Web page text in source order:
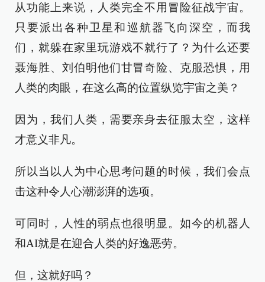
从功能上来说，人类完全不用冒险征战宇宙。
只要派出各种卫星和巡航器飞向深空，而我
们，就躲在家里玩游戏不就行了？为什么还要
聂海胜、刘伯明他们甘冒奇险、克服恐惧，用
人类的肉眼，在这么高的位置纵览宇宙之美？
因为，我们人类，需要亲身去征服太空，这样
才意义非凡。
所以当以人为中心思考问题的时候，我们会点
击这种令人心潮澎湃的选项。
可同时，人性的弱点也很明显。如今的机器人
和AI就是在迎合人类的好逸恶劳。
但，这就好吗？